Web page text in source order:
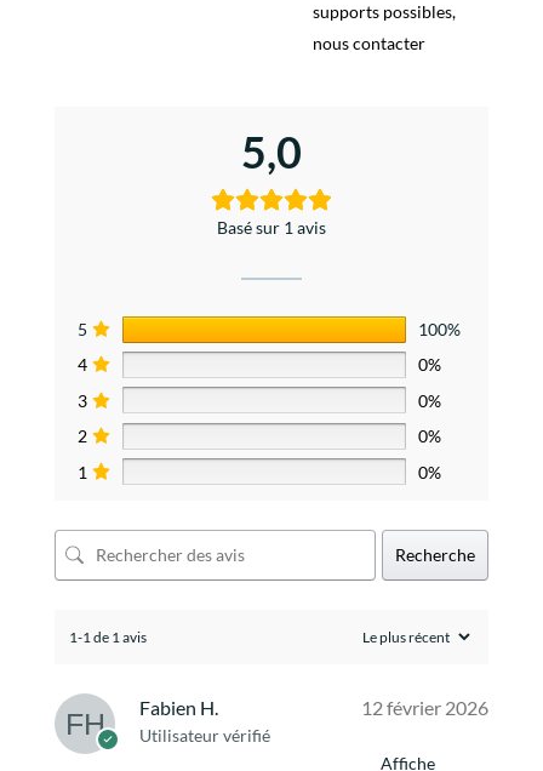
supports possibles,
nous contacter
5,0
Basé sur 1 avis
5
100%
4
0%
3
0%
2
0%
1
0%
Recherche
1-1 de 1 avis
Fabien H.
Utilisateur vérifié
12 février 2026
Affiche